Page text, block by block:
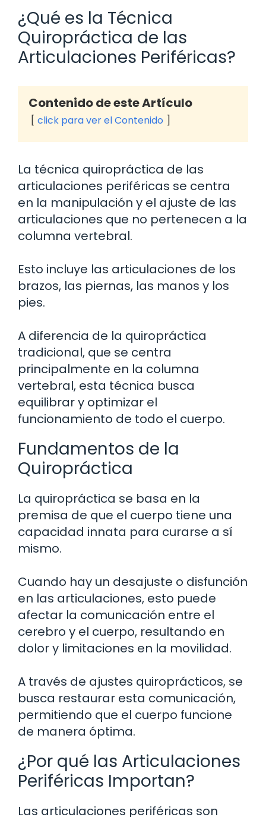
¿Qué es la Técnica
Quiropráctica de las
Articulaciones Periféricas?
Contenido de este Artículo
click para ver el Contenido
La técnica quiropráctica de las
articulaciones periféricas se centra
en la manipulación y el ajuste de las
articulaciones que no pertenecen a la
columna vertebral.
Esto incluye las articulaciones de los
brazos, las piernas, las manos y los
pies.
A diferencia de la quiropráctica
tradicional, que se centra
principalmente en la columna
vertebral, esta técnica busca
equilibrar y optimizar el
funcionamiento de todo el cuerpo.
Fundamentos de la
Quiropráctica
La quiropráctica se basa en la
premisa de que el cuerpo tiene una
capacidad innata para curarse a sí
mismo.
Cuando hay un desajuste o disfunción
en las articulaciones, esto puede
afectar la comunicación entre el
cerebro y el cuerpo, resultando en
dolor y limitaciones en la movilidad.
A través de ajustes quiroprácticos, se
busca restaurar esta comunicación,
permitiendo que el cuerpo funcione
de manera óptima.
¿Por qué las Articulaciones
Periféricas Importan?
Las articulaciones periféricas son